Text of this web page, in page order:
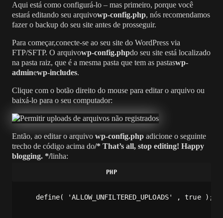
Aqui está como configurá-lo – mas primeiro, porque você
estará editando seu arquivowp-config.php, nós recomendamos
fazer o backup do seu site antes de prosseguir.
Para começar,conecte-se ao seu site do WordPress via
FTP/SFTP. O arquivowp-config.phpdo seu site está localizado
na pasta raiz, que é a mesma pasta que tem as pastaswp-
adminewp-includes.
Clique com o botão direito do mouse para editar o arquivo ou
baixá-lo para o seu computador:
Então, ao editar o arquivo wp-config.php adicione o seguinte
trecho de código acima do/* That’s all, stop editing! Happy
blogging. */linha:
define( 'ALLOW_UNFILTERED_UPLOADS' , true );